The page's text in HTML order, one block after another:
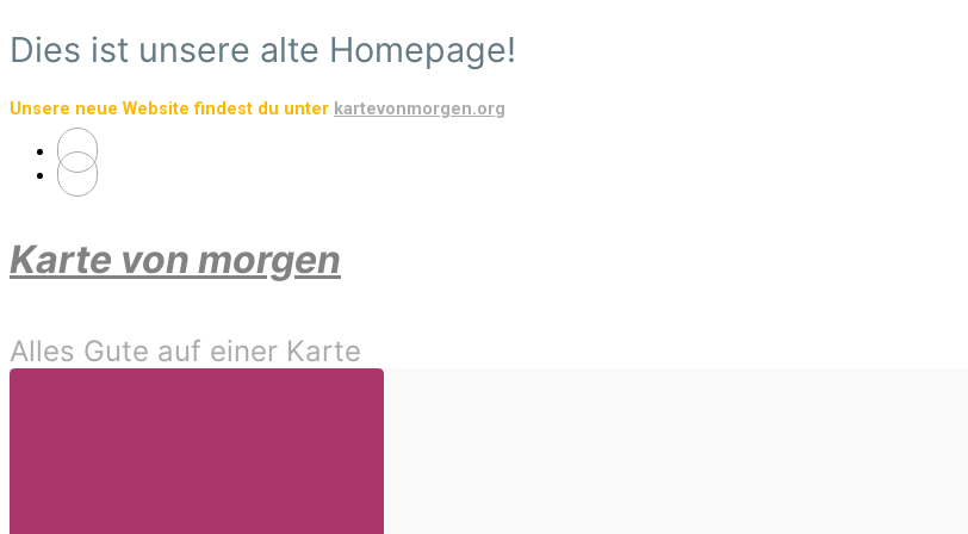
Zum
Hauptinhalt
Dies ist unsere alte Homepage!
Unsere neue Website findest du unter kartevonmorgen.org
Karte von morgen
Alles Gute auf einer Karte